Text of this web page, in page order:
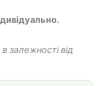
залежності від